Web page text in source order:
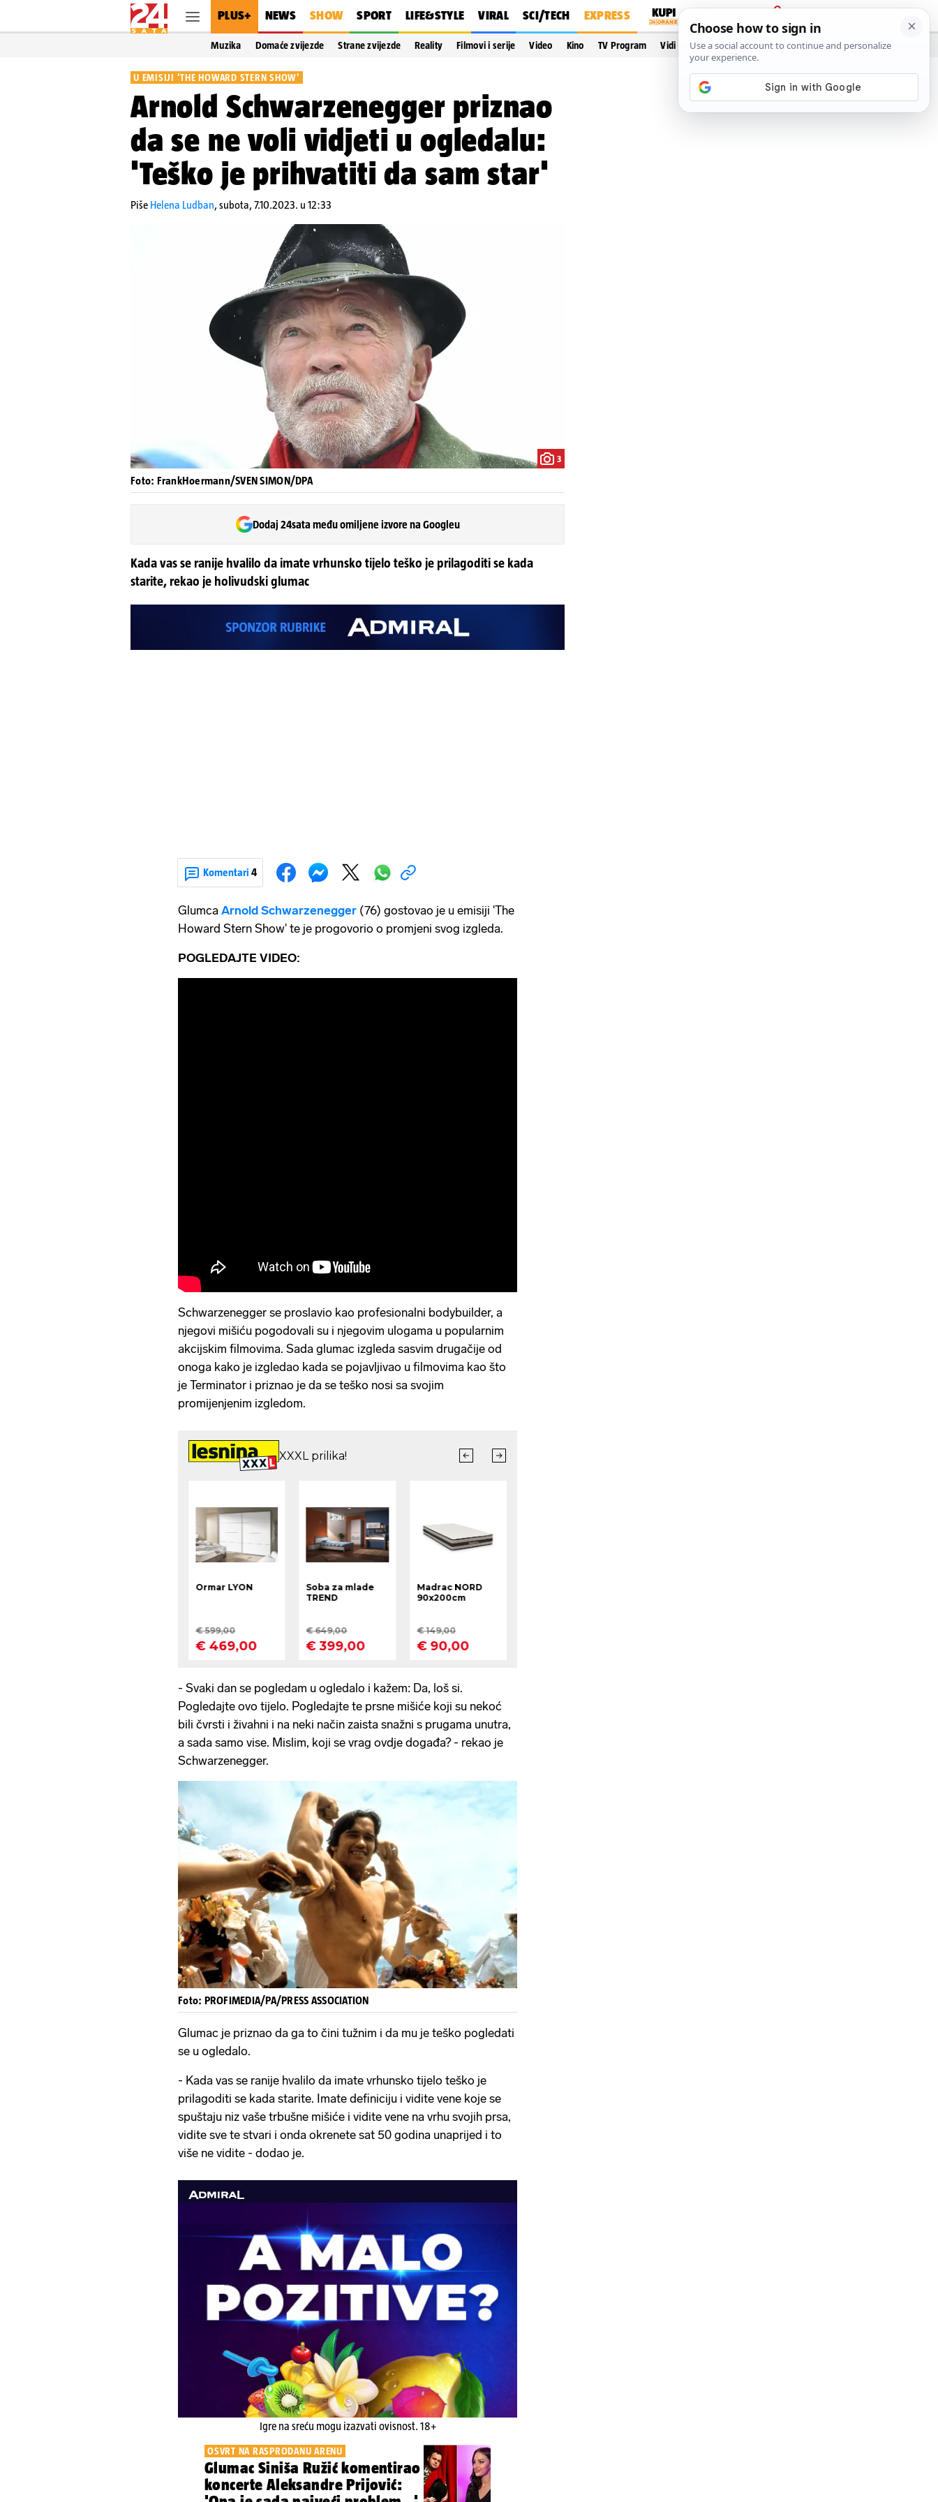
PLUS+ NEWS SHOW SPORT LIFE&STYLE VIRAL SCI/TECH EXPRESS
PRIJAVA
Muzika Domaće zvijezde Strane zvijezde Reality Filmovi i serije Video Kino TV Program Vidi još…
U EMISIJI 'THE HOWARD STERN SHOW'
Arnold Schwarzenegger priznao
da se ne voli vidjeti u ogledalu:
'Teško je prihvatiti da sam star'
Piše Helena Ludban,subota, 7.10.2023. u 12:33
3
Foto: FrankHoermann/SVEN SIMON/DPA
Dodaj 24sata među omiljene izvore na Googleu
Kada vas se ranije hvalilo da imate vrhunsko tijelo teško je prilagoditi se kada
starite, rekao je holivudski glumac
Komentari 4
Glumca Arnold Schwarzenegger (76) gostovao je u emisiji 'The
Howard Stern Show' te je progovorio o promjeni svog izgleda.
POGLEDAJTE VIDEO:
Schwarzenegger se proslavio kao profesionalni bodybuilder, a
njegovi mišiću pogodovali su i njegovim ulogama u popularnim
akcijskim filmovima. Sada glumac izgleda sasvim drugačije od
onoga kako je izgledao kada se pojavljivao u filmovima kao što
je Terminator i priznao je da se teško nosi sa svojim
promijenjenim izgledom.
- Svaki dan se pogledam u ogledalo i kažem: Da, loš si.
Pogledajte ovo tijelo. Pogledajte te prsne mišiće koji su nekoć
bili čvrsti i živahni i na neki način zaista snažni s prugama unutra,
a sada samo vise. Mislim, koji se vrag ovdje događa? - rekao je
Schwarzenegger.
Foto: PROFIMEDIA/PA/PRESS ASSOCIATION
Glumac je priznao da ga to čini tužnim i da mu je teško pogledati
se u ogledalo.
- Kada vas se ranije hvalilo da imate vrhunsko tijelo teško je
prilagoditi se kada starite. Imate definiciju i vidite vene koje se
spuštaju niz vaše trbušne mišiće i vidite vene na vrhu svojih prsa,
vidite sve te stvari i onda okrenete sat 50 godina unaprijed i to
više ne vidite - dodao je.
Igre na sreću mogu izazvati ovisnost. 18+
OSVRT NA RASPRODANU ARENU
Glumac Siniša Ružić komentirao
koncerte Aleksandre Prijović: